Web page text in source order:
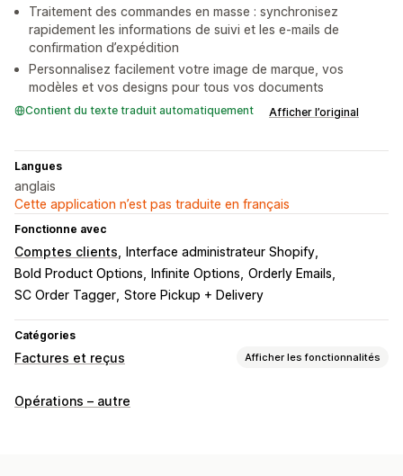
Traitement des commandes en masse : synchronisez
rapidement les informations de suivi et les e-mails de
confirmation d’expédition
Personnalisez facilement votre image de marque, vos
modèles et vos designs pour tous vos documents
Contient du texte traduit automatiquement Afficher l’original
Langues
anglais
Cette application n’est pas traduite en français
Fonctionne avec
Comptes clients
Interface administrateur Shopify
Bold Product Options
Infinite Options Orderly Emails
SC Order Tagger Store Pickup + Delivery
Catégories
Factures et reçus Afficher les fonctionnalités
Types de document
Opérations – autre